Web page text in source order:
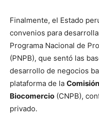
Finalmente, el Estado
convenios para
Programa Nacional de
(PNPB), que sentó las
desarrollo de negocios
plataforma de la
Biocomercio (CNPB),
privado.